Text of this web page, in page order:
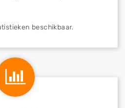
beschikbaar.